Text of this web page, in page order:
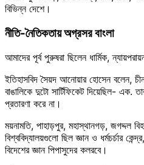
বিভিন্ন দেশে।
নীতি-নৈতিকতায় অগ্রসর বাংলা
আমাদের পূর্ব পুরুষরা ছিলেন ধার্মিক,
ইতিহাসবিদ সৈয়দ আনোয়ার হোসেন বলেন,
বাঙালিকে দুটো সার্টিফিকেট দিয়েছিল- এক.
প্রতারণা করে না।
ময়নামতি, পাহাড়পুর, মহাস্থানগড়, জগদ্দল
বিশ্ববিদ্যালয়গুলো ছিল জ্ঞান ও ধর্মচর্চার
বিদেশের জ্ঞান পিপাসুদের কলরবে।